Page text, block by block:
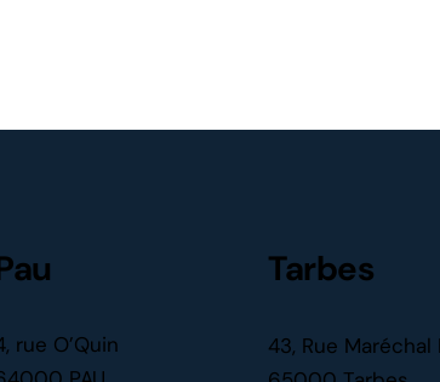
rue O’Quin
Tarbes
43, Rue Maréchal